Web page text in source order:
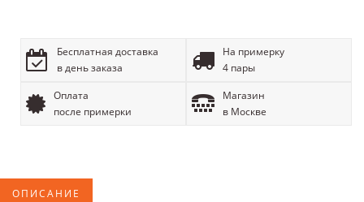
Бесплатная доставка
в день заказа
На примерку
4 пары
Оплата
после примерки
Магазин
в Москве
ОПИСАНИЕ